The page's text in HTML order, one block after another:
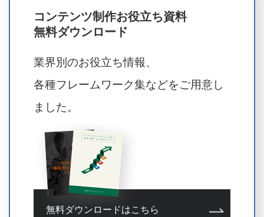
コンテンツ制作お役立ち資料
無料ダウンロード
業界別のお役立ち情報、
各種フレームワーク集などをご用意し
ました。
無料ダウンロードはこちら